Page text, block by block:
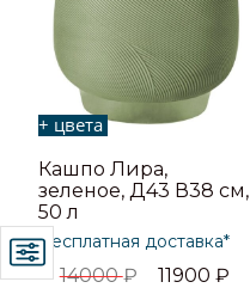
+ цвета
Кашпо Лира,
зеленое, Д43 В38 см,
50 л
Бесплатная доставка*
14000₽ 11900 ₽